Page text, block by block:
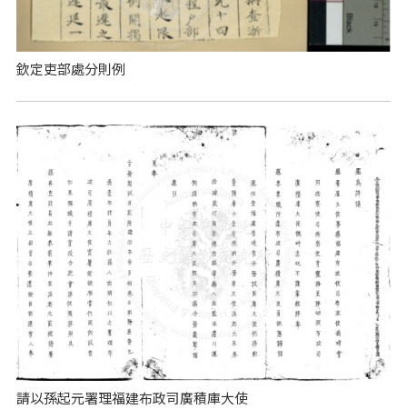
欽定吏部處分則例
請以孫起元署理福建布政司廣積庫大使